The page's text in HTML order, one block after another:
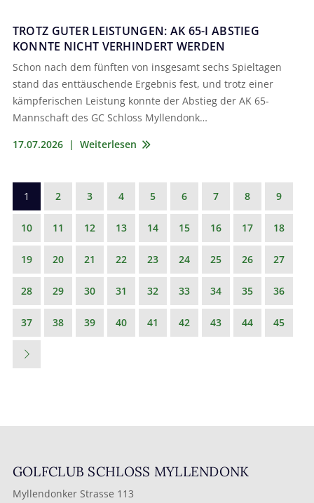
TROTZ GUTER LEISTUNGEN: AK 65-I ABSTIEG
KONNTE NICHT VERHINDERT WERDEN
Schon nach dem fünften von insgesamt sechs Spieltagen
stand das enttäuschende Ergebnis fest, und trotz einer
kämpferischen Leistung konnte der Abstieg der AK 65-
Mannschaft des GC Schloss Myllendonk…
17.07.2026 | Weiterlesen
1 2 3 4 5 6 7 8 9
10 11 12 13 14 15 16 17 18
19 20 21 22 23 24 25 26 27
28 29 30 31 32 33 34 35 36
37 38 39 40 41 42 43 44 45
GOLFCLUB SCHLOSS MYLLENDONK
Myllendonker Strasse 113